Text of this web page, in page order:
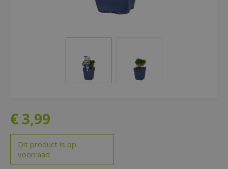
€ 3,99
Dit product is op
voorraad